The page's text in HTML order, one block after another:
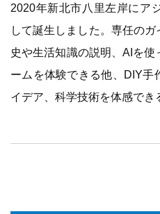
2020年新北市八里左岸にア
して誕生しました。専任の
史や生活知識の説明、AIを
ームを体験できる他、DIY手
イデア、科学技術を体感でき